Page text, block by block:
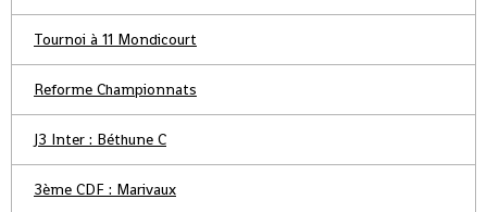
Tournoi à 11 Mondicourt
Reforme Championnats
J3 Inter : Béthune C
3ème CDF : Marivaux